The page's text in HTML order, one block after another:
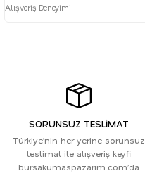
Alışveriş Deneyimi
SORUNSUZ TESLİMAT
Türkiye’nin her yerine sorunsuz
teslimat ile alışveriş keyfi
bursakumaspazarim.com’da